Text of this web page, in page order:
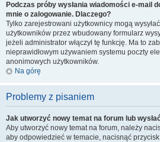
Podczas próby wysłania wiadomości e-mail
mnie o zalogowanie. Dlaczego?
Tylko zarejestrowani użytkownicy mogą
użytkowników przez wbudowany formularz
jeżeli administrator włączył tę funkcję. Ma to
nieprawidłowym używaniem systemu poczty
anonimowych użytkowników.
Na górę
Problemy z pisaniem
Jak utworzyć nowy temat na forum lub
Aby utworzyć nowy temat na forum, należy
aby odpowiedzieć w temacie, nacisnąć przycisk